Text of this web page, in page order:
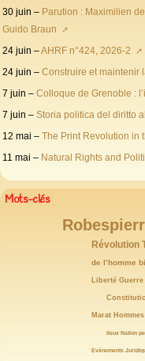
30 juin – Parution : Maximilien
Guido Braun
24 juin –AHRF n°424, 2026-2
24 juin – Construire et maintenir
7 juin – Colloque de Grenoble :
7 juin – Storia politica del diritto
12 mai – The Print Revolution in
11 mai – Natural Rights and
Mots-clés
72/14665/146
Révolution
47/146
43/146
de l’homme
32/14631/146
29/146
Liberté
21/14621/146
21/146
18/14618/146
18/146
Marat
14/14614/146
13/146
lieux Nation
11/146
10/146
Evènements
10/1469/1468/146